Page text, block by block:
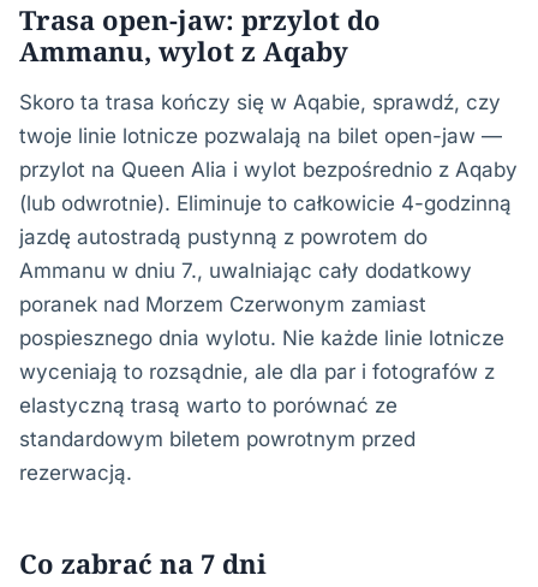
Trasa open-jaw: przylot do
Ammanu, wylot z Aqaby
Skoro ta trasa kończy się w Aqabie, sprawdź, czy
twoje linie lotnicze pozwalają na bilet open-jaw —
przylot na Queen Alia i wylot bezpośrednio z Aqaby
(lub odwrotnie). Eliminuje to całkowicie 4-godzinną
jazdę autostradą pustynną z powrotem do
Ammanu w dniu 7., uwalniając cały dodatkowy
poranek nad Morzem Czerwonym zamiast
pospiesznego dnia wylotu. Nie każde linie lotnicze
wyceniają to rozsądnie, ale dla par i fotografów z
elastyczną trasą warto to porównać ze
standardowym biletem powrotnym przed
rezerwacją.
Co zabrać na 7 dni